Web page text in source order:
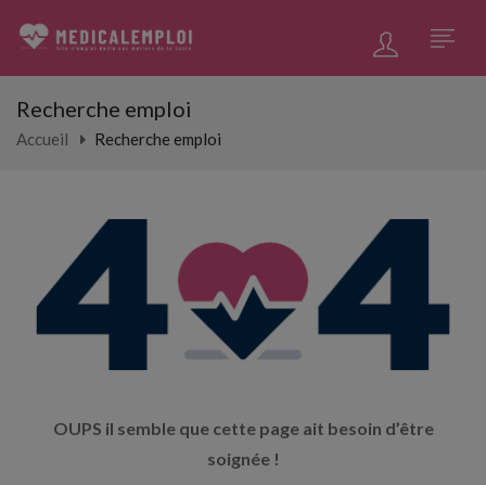
Recherche emploi
Accueil Recherche emploi
OUPS il semble que cette page ait besoin d’être
soignée !